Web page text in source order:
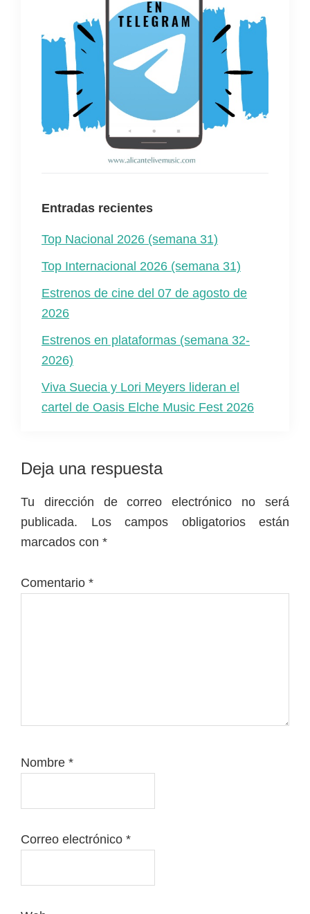
Entradas recientes
Top Nacional 2026 (semana 31)
Top Internacional 2026 (semana 31)
Estrenos de cine del 07 de agosto de
2026
Estrenos en plataformas (semana 32-
2026)
Viva Suecia y Lori Meyers lideran el
cartel de Oasis Elche Music Fest 2026
Interacciones
con
los
lectores
Deja una respuesta
Tu dirección de correo electrónico no será
publicada.
Los campos obligatorios están
marcados con *
Comentario *
Nombre *
Correo electrónico *